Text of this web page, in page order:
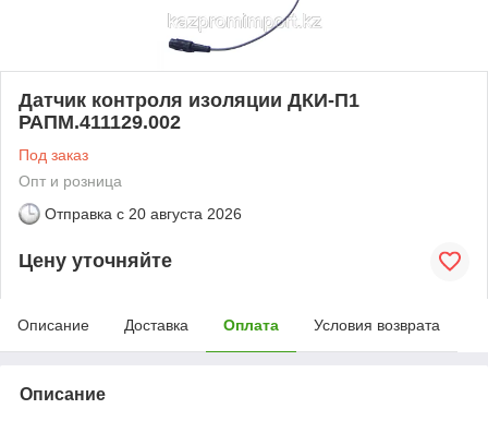
Датчик контроля изоляции ДКИ-П1
РАПМ.411129.002
Под заказ
Опт и розница
Отправка с 20 августа 2026
Цену уточняйте
Описание Доставка Оплата Условия возврата
Описание